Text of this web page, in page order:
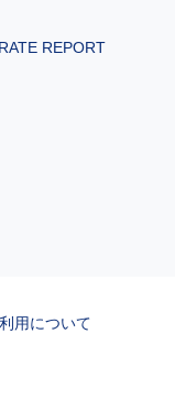
REPORT
用について